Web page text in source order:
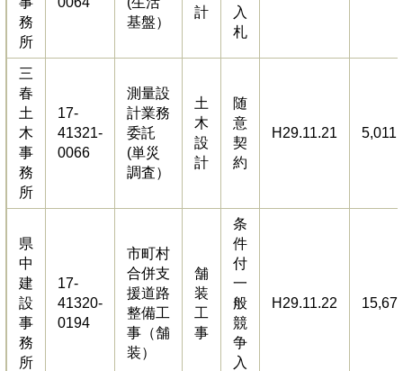
務
所
基盤）
計
入
札
三
春
土
木
事
務
所
17-
41321-
0066
測量設
計業務
委託
(単災
調査）
土
木
設
計
随
意
契
約
H29.11.21
県
中
建
設
事
務
所
17-
41320-
0194
市町村
合併支
援道路
整備工
事（舗
装）
舗
装
工
事
条
件
付
一
般
競
争
入
H29.11.22